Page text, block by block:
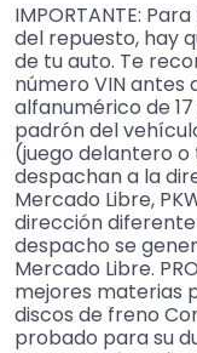
IMPORTANTE:
del repuesto, hay
de tu auto. Te
número VIN antes
alfanumérico de
padrón del
(juego delantero
despachan a la
Mercado Libre,
dirección
despacho se
Mercado Libre.
mejores materias
discos de freno
probado para su